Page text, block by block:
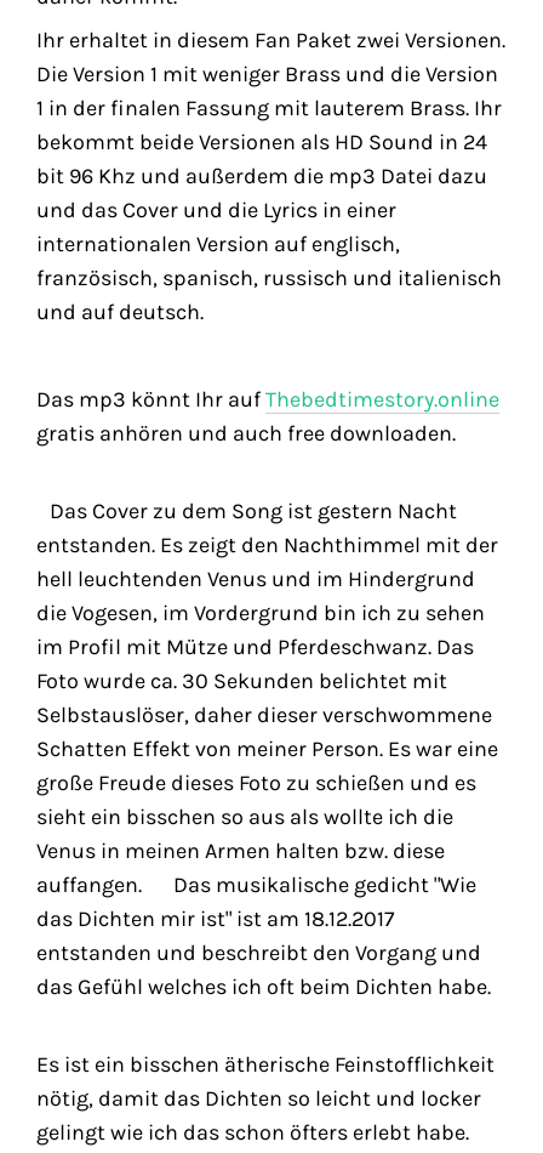
Ihr erhaltet in diesem Fan Paket zwei Versionen.
Die Version 1 mit weniger Brass und die Version
1 in der finalen Fassung mit lauterem Brass. Ihr
bekommt beide Versionen als HD Sound in 24
bit 96 Khz und außerdem die mp3 Datei dazu
und das Cover und die Lyrics in einer
internationalen Version auf englisch,
französisch, spanisch, russisch und italienisch
und auf deutsch.
Das mp3 könnt Ihr aufThebedtimestory.online
gratis anhören und auch free downloaden.
Das Cover zu dem Song ist gestern Nacht
entstanden. Es zeigt den Nachthimmel mit der
hell leuchtenden Venus und im Hindergrund
die Vogesen, im Vordergrund bin ich zu sehen
im Profil mit Mütze und Pferdeschwanz. Das
Foto wurde ca. 30 Sekunden belichtet mit
Selbstauslöser, daher dieser verschwommene
Schatten Effekt von meiner Person. Es war eine
große Freude dieses Foto zu schießen und es
sieht ein bisschen so aus als wollte ich die
Venus in meinen Armen halten bzw. diese
auffangen. Das musikalische gedicht "Wie
das Dichten mir ist" ist am 18.12.2017
entstanden und beschreibt den Vorgang und
das Gefühl welches ich oft beim Dichten habe.
Es ist ein bisschen ätherische Feinstofflichkeit
nötig, damit das Dichten so leicht und locker
gelingt wie ich das schon öfters erlebt habe.